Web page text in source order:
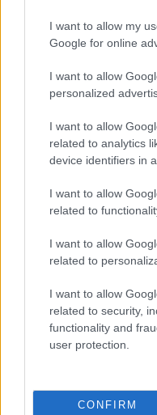
I want to allow my
Google for online
I want to allow
personalized
I want to allow
related to analytics
device identifiers in
I want to allow
related to
I want to allow
related to
I want to allow
related to security,
functionality and
user protection.
CONFIRM
Marton László: -
Ilona ugyanabba a
volt, ennek Pártos
ennek a
együtt lépnek
nyaralókra is, ahol a
teljes élgárdája
a Kern Andrist,
Hegyi Barbarát,
D. Gézát, Igó Évát. Ez
D.K.: - Próbáról jött
egy nagyon érdekes
csoki van benne.
Marton László: -
darabján dolgozunk.
vissza ebben a